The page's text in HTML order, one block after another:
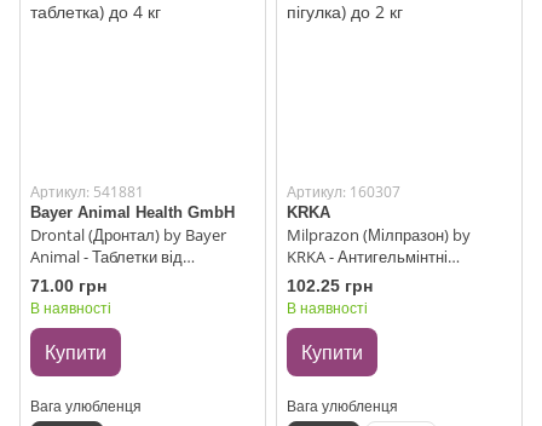
Артикул: 541881
Bayer Animal Health GmbH
Drontal (Дронтал) by Bayer
Animal - Таблетки від
гельмінтів для кішок (1
таблетка) до 4 кг
71.00 грн
В наявності
Купити
Вага улюбленця
Артикул: 160307
KRKA
Milprazon (Мілпразон) by
KRKA - Антигельмінтні
таблетки для котів (1 пігулка)
до 2 кг
102.25 грн
В наявності
Купити
Вага улюбленця